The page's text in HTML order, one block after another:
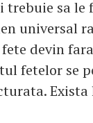
trebuie sa le
universal
devin
fetelor se
Exista